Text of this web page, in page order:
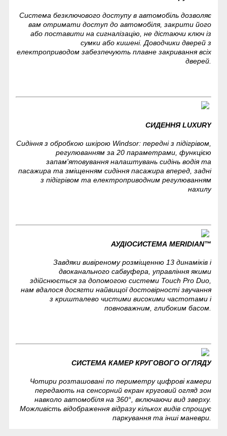
Система безключового доступу в автомобіль дозволяє
вам отримати доступ до автомобіля, закрити його
або поставити на сигналізацію, не дістаючи ключ із
сумки або кишені. Доводчики дверей з
електроприводом забезпечують плавне закривання всіх
дверей.
СИДЕННЯ LUXURY
Сидіння з обробкою шкірою Windsor: передні з підігрівом,
регулюванням за 20 параметрами, функцією
запам'ятовування налаштувань сидінь водія та
пасажира та зміщенням сидіння пасажира вперед, задні
з підігрівом та електроприводним регулюванням
нахилу
АУДІОСИСТЕМА MERIDIAN™
Завдяки вивіреному розміщенню 13 динаміків і
двоканального сабвуфера, управління якими
здійснюється за допомогою системи Touch Pro Duo,
нам вдалося досягти найвищої достовірності звучання
з кришталево чистими високими частотами і
повноважним, глибоким басом.
СИСТЕМА КАМЕР КРУГОВОГО ОГЛЯДУ
Чотири розташовані по периметру цифрові камери
передають на сенсорний екран круговий огляд зон
навколо автомобіля на 360°, включаючи вид зверху.
Можливість відображення відразу кількох видів спрощує
паркування та інші маневри.